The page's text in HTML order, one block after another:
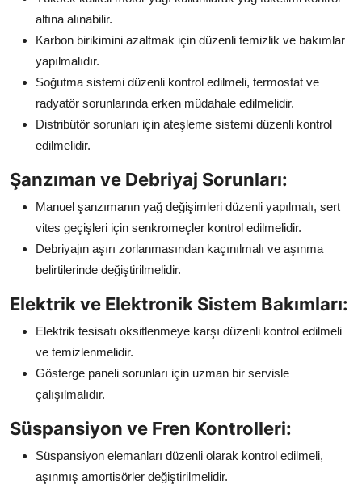
altına alınabilir.
Karbon birikimini azaltmak için düzenli temizlik ve bakımlar
yapılmalıdır.
Soğutma sistemi düzenli kontrol edilmeli, termostat ve
radyatör sorunlarında erken müdahale edilmelidir.
Distribütör sorunları için ateşleme sistemi düzenli kontrol
edilmelidir.
Şanzıman ve Debriyaj Sorunları:
Manuel şanzımanın yağ değişimleri düzenli yapılmalı, sert
vites geçişleri için senkromeçler kontrol edilmelidir.
Debriyajın aşırı zorlanmasından kaçınılmalı ve aşınma
belirtilerinde değiştirilmelidir.
Elektrik ve Elektronik Sistem Bakımları:
Elektrik tesisatı oksitlenmeye karşı düzenli kontrol edilmeli
ve temizlenmelidir.
Gösterge paneli sorunları için uzman bir servisle
çalışılmalıdır.
Süspansiyon ve Fren Kontrolleri:
Süspansiyon elemanları düzenli olarak kontrol edilmeli,
aşınmış amortisörler değiştirilmelidir.